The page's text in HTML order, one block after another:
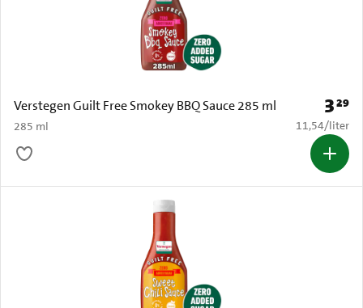
Verstegen Guilt Free Smokey BBQ Sauce 285 ml
285 ml
Prijs:
329
€ 11,54 per
11,54/liter